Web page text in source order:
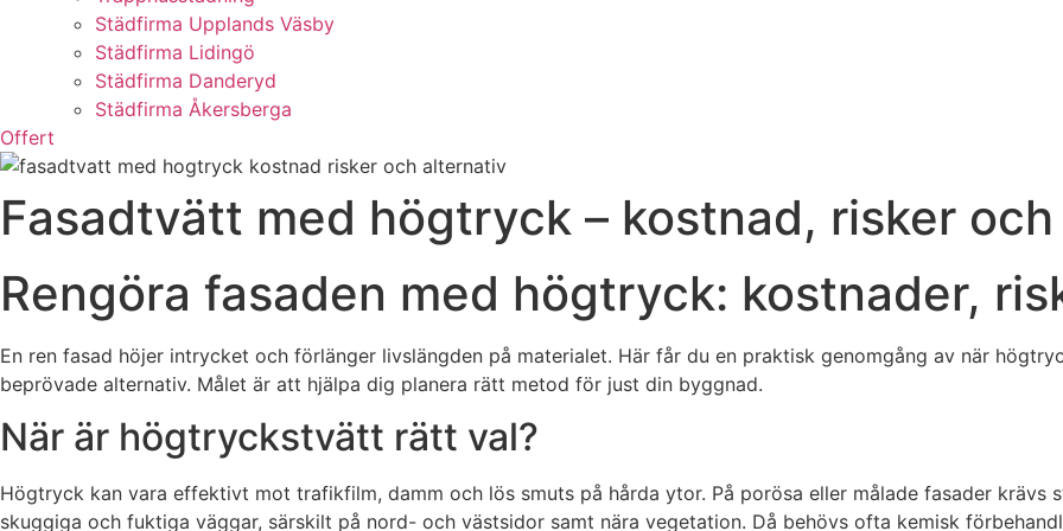
Städfirma Upplands Väsby
Städfirma Lidingö
Städfirma Danderyd
Städfirma Åkersberga
Offert
Fasadtvätt med högtryck – kostnad, risker
Rengöra fasaden med högtryck: kostnader,
En ren fasad höjer intrycket och förlänger livslängden på materialet. Här får du en praktisk genomgång av när
beprövade alternativ. Målet är att hjälpa dig planera rätt metod för just din byggnad.
När är högtryckstvätt rätt val?
Högtryck kan vara effektivt mot trafikfilm, damm och lös smuts på hårda ytor. På porösa eller målade fasader
skuggiga och fuktiga väggar, särskilt på nord- och västsidor samt nära vegetation. Då behövs ofta kemisk